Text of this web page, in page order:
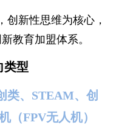
创新性思维为核心，
教育加盟体系。
类型
类、STEAM、创
（FPV无人机）